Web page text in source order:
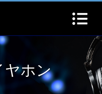
ヤホン